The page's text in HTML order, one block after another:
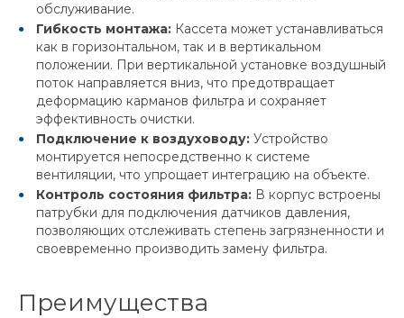
обслуживание.
Гибкость монтажа: Кассета может устанавливаться
как в горизонтальном, так и в вертикальном
положении. При вертикальной установке воздушный
поток направляется вниз, что предотвращает
деформацию карманов фильтра и сохраняет
эффективность очистки.
Подключение к воздуховоду: Устройство
монтируется непосредственно к системе
вентиляции, что упрощает интеграцию на объекте.
Контроль состояния фильтра: В корпус встроены
патрубки для подключения датчиков давления,
позволяющих отслеживать степень загрязненности и
своевременно производить замену фильтра.
Преимущества